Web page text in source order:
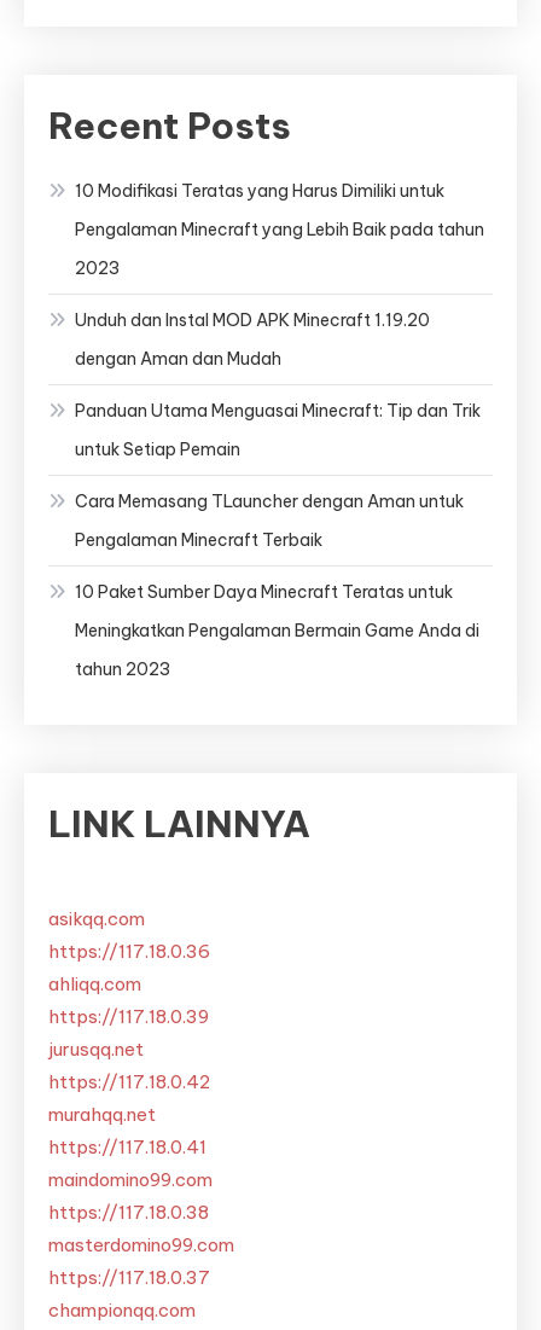
Recent Posts
10 Modifikasi Teratas yang Harus Dimiliki untuk
Pengalaman Minecraft yang Lebih Baik pada tahun
2023
Unduh dan Instal MOD APK Minecraft 1.19.20
dengan Aman dan Mudah
Panduan Utama Menguasai Minecraft: Tip dan Trik
untuk Setiap Pemain
Cara Memasang TLauncher dengan Aman untuk
Pengalaman Minecraft Terbaik
10 Paket Sumber Daya Minecraft Teratas untuk
Meningkatkan Pengalaman Bermain Game Anda di
tahun 2023
LINK LAINNYA
asikqq.com
https://117.18.0.36
ahliqq.com
https://117.18.0.39
jurusqq.net
https://117.18.0.42
murahqq.net
https://117.18.0.41
maindomino99.com
https://117.18.0.38
masterdomino99.com
https://117.18.0.37
championqq.com